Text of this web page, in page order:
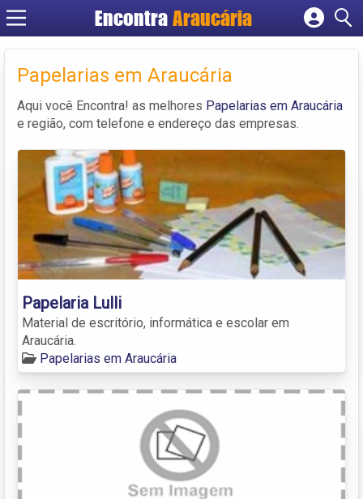
EncontraAraucária
Cadastrar empresa
Criar conta
Papelarias em Araucária
Aqui você Encontra! as melhores Papelarias em Araucária
e região, com telefone e endereço das empresas.
Papelaria Lulli
Material de escritório, informática e escolar em
Araucária.
Papelarias em Araucária